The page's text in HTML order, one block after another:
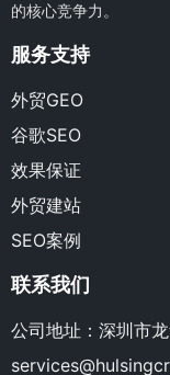
的核心竞争力。
服务支持
外贸GEO
谷歌SEO
效果保证
外贸建站
SEO案例
联系我们
公司地址：深圳市